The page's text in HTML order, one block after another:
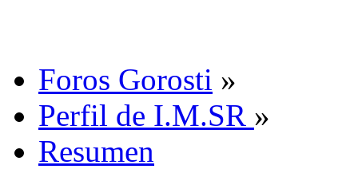
Foros Gorosti »
Perfil de I.M.SR »
Resumen